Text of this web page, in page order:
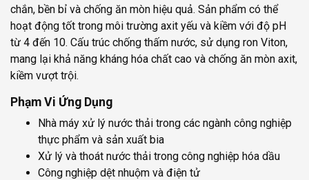
chắn, bền bỉ và chống ăn mòn hiệu quả. Sản phẩm có thể
hoạt động tốt trong môi trường axit yếu và kiềm với độ pH
từ 4 đến 10. Cấu trúc chống thấm nước, sử dụng ron Viton,
mang lại khả năng kháng hóa chất cao và chống ăn mòn axit,
kiềm vượt trội.
Phạm Vi Ứng Dụng
Nhà máy xử lý nước thải trong các ngành công nghiệp
thực phẩm và sản xuất bia
Xử lý và thoát nước thải trong công nghiệp hóa dầu
Công nghiệp dệt nhuộm và điện tử